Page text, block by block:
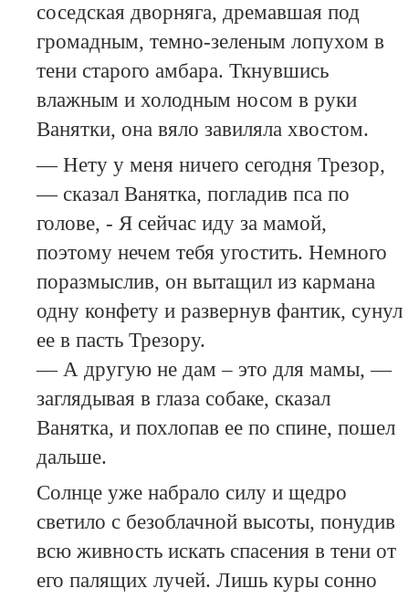
соседская дворняга, дремавшая под
громадным, темно-зеленым лопухом в
тени старого амбара. Ткнувшись
влажным и холодным носом в руки
Ванятки, она вяло завиляла хвостом.
— Нету у меня ничего сегодня Трезор,
— сказал Ванятка, погладив пса по
голове, - Я сейчас иду за мамой,
поэтому нечем тебя угостить. Немного
поразмыслив, он вытащил из кармана
одну конфету и развернув фантик, сунул
ее в пасть Трезору.
— А другую не дам – это для мамы, —
заглядывая в глаза собаке, сказал
Ванятка, и похлопав ее по спине, пошел
дальше.
Солнце уже набрало силу и щедро
светило с безоблачной высоты, понудив
всю живность искать спасения в тени от
его палящих лучей. Лишь куры сонно